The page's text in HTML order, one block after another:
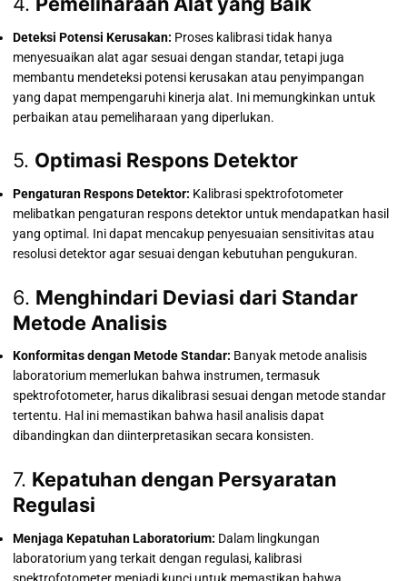
Deteksi Potensi Kerusakan: Proses kalibrasi tidak hanya
menyesuaikan alat agar sesuai dengan standar, tetapi juga
membantu mendeteksi potensi kerusakan atau penyimpangan
yang dapat mempengaruhi kinerja alat. Ini memungkinkan untuk
perbaikan atau pemeliharaan yang diperlukan.
5. Optimasi Respons Detektor
Pengaturan Respons Detektor: Kalibrasi spektrofotometer
melibatkan pengaturan respons detektor untuk mendapatkan hasil
yang optimal. Ini dapat mencakup penyesuaian sensitivitas atau
resolusi detektor agar sesuai dengan kebutuhan pengukuran.
6. Menghindari Deviasi dari Standar
Metode Analisis
Konformitas dengan Metode Standar: Banyak metode analisis
laboratorium memerlukan bahwa instrumen, termasuk
spektrofotometer, harus dikalibrasi sesuai dengan metode standar
tertentu. Hal ini memastikan bahwa hasil analisis dapat
dibandingkan dan diinterpretasikan secara konsisten.
7. Kepatuhan dengan Persyaratan
Regulasi
Menjaga Kepatuhan Laboratorium: Dalam lingkungan
laboratorium yang terkait dengan regulasi, kalibrasi
spektrofotometer menjadi kunci untuk memastikan bahwa